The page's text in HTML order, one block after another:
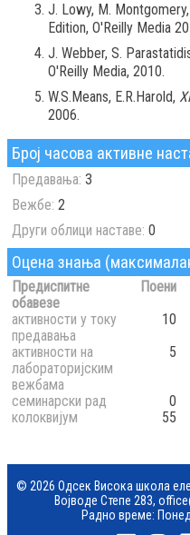
J. Lowy, M. Montgomery,
Edition, O'Reilly Media
J. Webber, S.
O'Reilly Media, 2010.
W.S.Means, E.R.Harold,
2006.
Број часова активне
Предавања: 3
Вежбе: 2
Други облици наставе: 0
Оцена знања
Предиспитне
обавезе
Поени
активности у току
предавања
10
активности на
лабораторијским
вежбама
5
семинарски рад
0
колоквијум
55
© 2026 Одсек Висока школа
Војводе Степе 283,
Радно време: